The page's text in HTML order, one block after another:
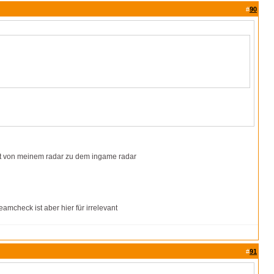
#90
meinem radar zu dem ingame radar
ist aber hier für irrelevant
#91